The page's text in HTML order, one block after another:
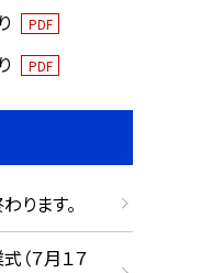
PDF
PDF
ります。
（７月１７